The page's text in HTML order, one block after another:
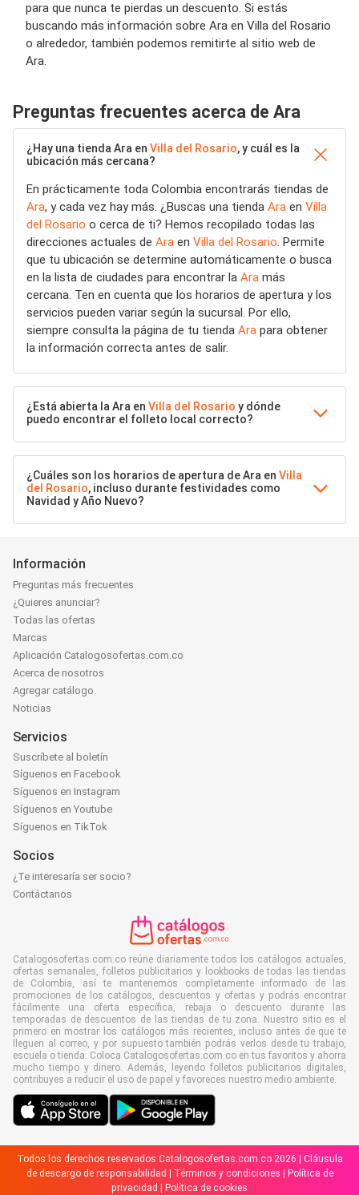
para que nunca te pierdas un descuento. Si estás
buscando más información sobre Ara en Villa del Rosario
o alrededor, también podemos remitirte al sitio web de
Ara.
Preguntas frecuentes acerca de Ara
¿Hay una tienda Ara en Villa del Rosario, y cuál es la
ubicación más cercana?
En prácticamente toda Colombia encontrarás tiendas de
Ara, y cada vez hay más. ¿Buscas una tienda Ara en Villa
del Rosario o cerca de ti? Hemos recopilado todas las
direcciones actuales de Ara en Villa del Rosario. Permite
que tu ubicación se determine automáticamente o busca
en la lista de ciudades para encontrar la Ara más
cercana. Ten en cuenta que los horarios de apertura y los
servicios pueden variar según la sucursal. Por ello,
siempre consulta la página de tu tienda Ara para obtener
la información correcta antes de salir.
¿Está abierta la Ara en Villa del Rosario y dónde
puedo encontrar el folleto local correcto?
¿Cuáles son los horarios de apertura de Ara en Villa
del Rosario, incluso durante festividades como
Navidad y Año Nuevo?
Información
Preguntas más frecuentes
¿Quieres anunciar?
Todas las ofertas
Marcas
Aplicación Catalogosofertas.com.co
Acerca de nosotros
Agregar catálogo
Noticias
Servicios
Suscríbete al boletín
Síguenos en Facebook
Síguenos en Instagram
Síguenos en Youtube
Síguenos en TikTok
Socios
¿Te interesaría ser socio?
Contáctanos
Catalogosofertas.com.co reúne diariamente todos los catálogos actuales,
ofertas semanales, folletos publicitarios y lookbooks de todas las tiendas
de Colombia, así te mantenemos completamente informado de las
promociones de los catálogos, descuentos y ofertas y podrás encontrar
fácilmente una oferta específica, rebaja o descuento durante las
temporadas de descuentos de las tiendas de tu zona. Nuestro sitio es el
primero en mostrar los catálogos más recientes, incluso antes de que te
lleguen al correo, y por supuesto también podrás verlos desde tu trabajo,
escuela o tienda. Coloca Catalogosofertas.com.co en tus favoritos y ahorra
mucho tiempo y dinero. Además, leyendo folletos publicitarios digitales,
contribuyes a reducir el uso de papel y favoreces nuestro medio ambiente.
Todos los derechos reservados Catalogosofertas.com.co 2026 | Cláusula
de descargo de responsabilidad
Términos y condiciones
Política de
privacidad
Política de cookies